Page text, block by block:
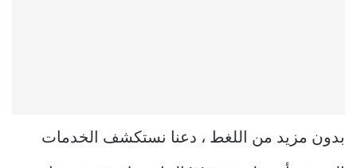
بدون مزيد من اللغط ، دعنا نستكشف الخدمات